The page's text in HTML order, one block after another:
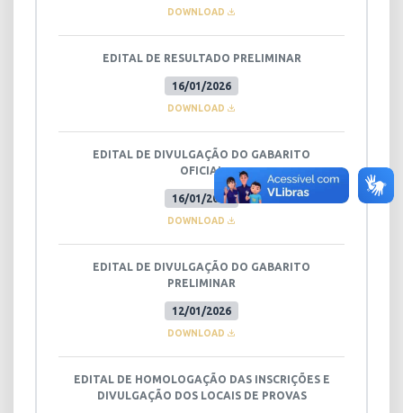
DOWNLOAD
16/01/2026
EDITAL DE RESULTADO PRELIMINAR
DOWNLOAD
16/01/2026
EDITAL DE DIVULGAÇÃO DO GABARITO
OFICIAL
DOWNLOAD
12/01/2026
EDITAL DE DIVULGAÇÃO DO GABARITO
PRELIMINAR
DOWNLOAD
EDITAL DE HOMOLOGAÇÃO DAS INSCRIÇÕES E
DIVULGAÇÃO DOS LOCAIS DE PROVAS